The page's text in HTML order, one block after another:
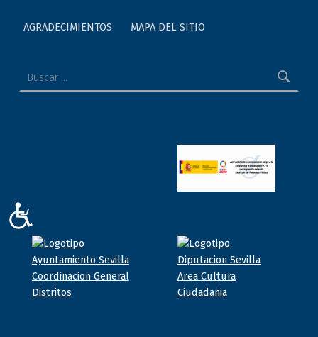
AGRADECIMIENTOS MAPA DEL SITIO